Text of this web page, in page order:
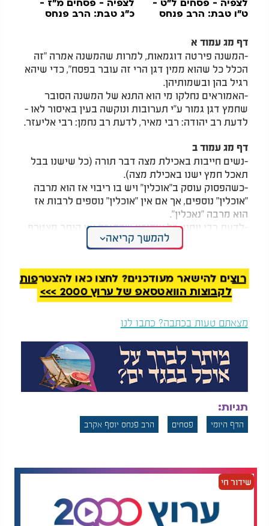
לצפיה - פסחים ל"ט -
ט"ו טבת: הרב פנחס
לצפיה - פסחים מ"ז -
כ"ג טבת: הרב פנחס
דף מג עמוד א
-המשנה פירטה דוגמאות, למרות שהמשנה אמרה "זה
הכלל כל שהוא ממין דגן הרי זה עובר בפסח", כדי שיהא
רגיל בהן ובשמותיהן.
-האמוראים נחלקו מי הוא התנא של המשנה הסובר
שחמץ דגן גמור ע"י תערובות ונוקשה בעין באיסור לאו -
לדעת רב יהודה: רבי מאיר, לדעת רב נחמן: רבי אליעזר.
דף מג עמוד ב
-נשים חייבות באכילת מצה דבר תורה (כל שישנו בבל
תאכל חמץ ישנו באכילת מצה).
-כשהפסוק עוסק ב"אוכלין" ויש בו ריבוי אז הוא מרבה
"אוכלין" נוספים, אך אם אין "אוכלין" נוספים לרבות אז
הוא מרבה "נאכלין".
-לדעת רבי יוחנן: כל איסורין שבתורה אין היתר מצטרף
לאיסור חוץ מאיסורי נזיר, ולדעת זעירי: אף חוץ משאור
בל תקטירו (וחמץ בפסח).
להמשך קריאה
רוצים להישאר מעודכנים? לחצו כאן להצטרפות
לקבוצות הוואטסאפ של ערוץ 2000 >>>
מצאתם טעות בכתבה? כתבו לנו
תגיות:
הדף היומי פסחים הרב פנחס יוסף אקרב
שידור חי